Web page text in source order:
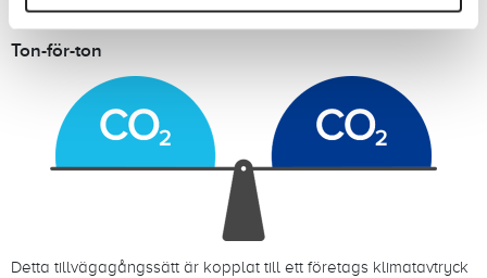
Ton-för-ton
Detta tillvägagångssätt är kopplat till ett företags klimatavtryck